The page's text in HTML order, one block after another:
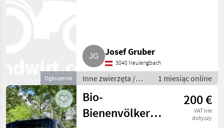
Ogłoszenie
Josef Gruber
3040 Neulengbach
Inne zwierzęta /
Pszczoły i
pszczelarstwo
1 miesiąc online
Bio-
Bienenvölker
200 €
VAT nie
dotyczy